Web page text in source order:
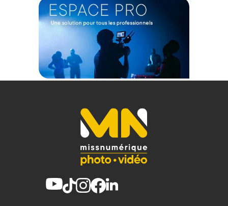
CONTENU DU CARTON
1 x Sac Think Tank Cable Management 30 V3.0
Offre valable jusqu'au 08-08-2026 inclus.
Code EAN Think Tank cable management 30 V3 - Sac
d'accessoires photo - Achat & prix : 874530002496
Garantie 2 ans
sur le prix TTC en €, les points seront effectivement calculés dans le